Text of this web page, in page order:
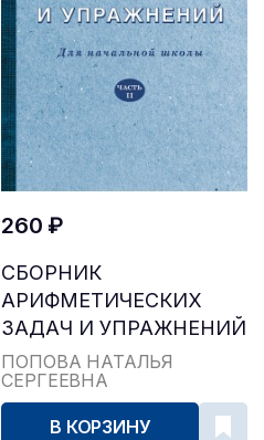
260 ₽
СБОРНИК
АРИФМЕТИЧЕСКИХ
ЗАДАЧ И УПРАЖНЕНИЙ
ДЛЯ НА...
ПОПОВА НАТАЛЬЯ
СЕРГЕЕВНА
В КОРЗИНУ